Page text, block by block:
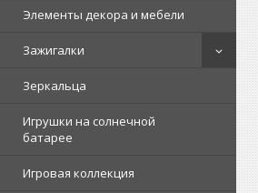
Элементы декора и мебели
Зажигалки
Зеркальца
Игрушки на солнечной
батарее
Игровая коллекция